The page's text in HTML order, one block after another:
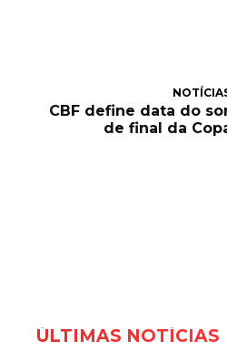
CBF define data do
de final da
ÚLTIMAS NOTÍCIAS